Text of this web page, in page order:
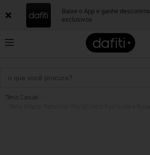
Baixe o App e ganhe descontos
exclusivos
Tênis Casual